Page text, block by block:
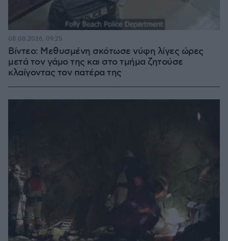
Βίντεο: Μεθυσμένη σκότωσε νύφη λίγες ώρες
μετά τον γάμο της και στο τμήμα ζητούσε
κλαίγοντας τον πατέρα της
08.08.2026, 09:25